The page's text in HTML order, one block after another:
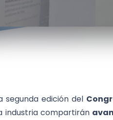
segunda edición del
industria compartirán